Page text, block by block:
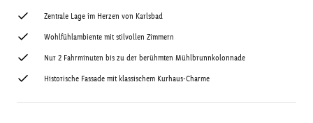
Zentrale Lage im Herzen von Karlsbad
Wohlfühlambiente mit stilvollen Zimmern
Nur 2 Fahrminuten bis zu der berühmten Mühlbrunnkolonnade
Historische Fassade mit klassischem Kurhaus-Charme